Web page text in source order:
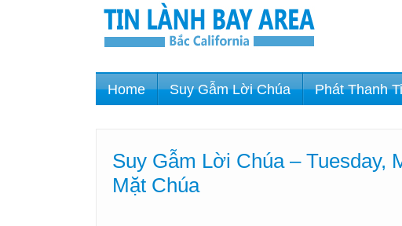
Home Suy Gẫm Lời Chúa Phát Thanh
Suy Gẫm Lời Chúa – Tuesday,
Mặt Chúa